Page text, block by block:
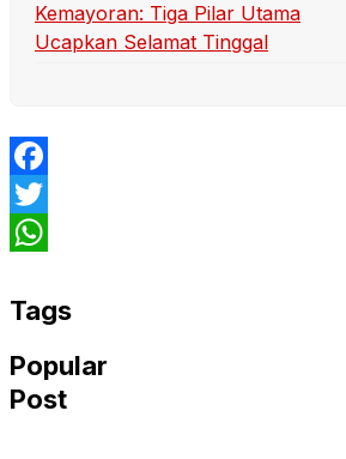
Kemayoran: Tiga Pilar Utama
Ucapkan Selamat Tinggal
Facebook
Twitter
Tags
Popular
Post